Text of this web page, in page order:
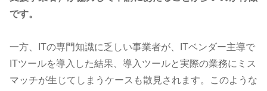
です。
一方、ITの専門知識に乏しい事業者が、ITベンダー主導で
ITツールを導入した結果、導入ツールと実際の業務にミス
マッチが生じてしまうケースも散見されます。このような